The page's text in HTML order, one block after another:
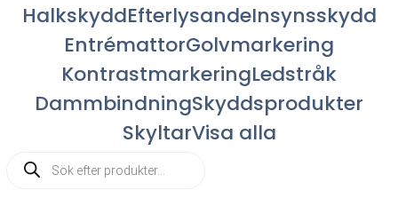
HalkskyddEfterlysandeInsynsskydd
EntrémattorGolvmarkering
KontrastmarkeringLedstråk
DammbindningSkyddsprodukter
SkyltarVisa alla